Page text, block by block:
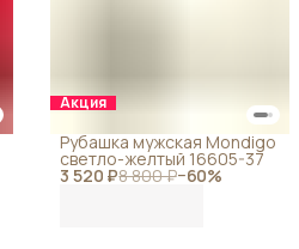
Акция
3 520 ₽8 800 ₽−60%
Рубашка мужская Mondigo
светло-желтый 16605-37